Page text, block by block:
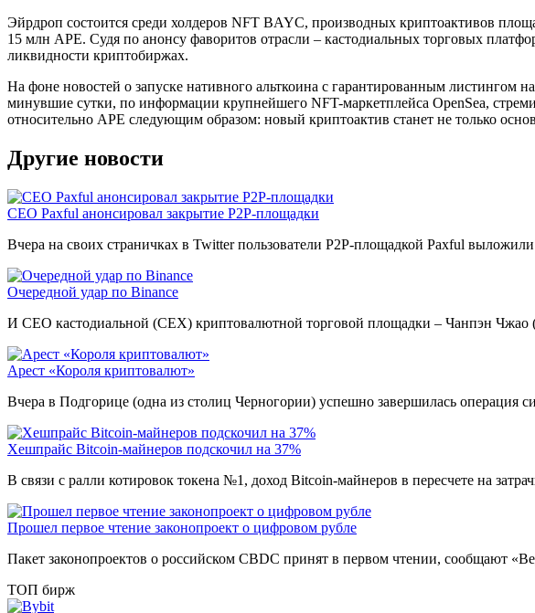
Эйрдроп состоится среди холдеров NFT BAYC, производных криптоактивов
15 млн APE. Судя по анонсу фаворитов отрасли – кастодиальных торговых
ликвидности криптобиржах.
На фоне новостей о запуске нативного альткоина с гарантированным
минувшие сутки, по информации крупнейшего NFT-маркетплейса OpenSea,
относительно APE следующим образом: новый криптоактив станет не только
Другие новости
CEO Paxful анонсировал закрытие P2P-площадки
Вчера на своих страничках в Twitter пользователи P2P-площадкой Paxful
Очередной удар по Binance
И CEO кастодиальной (CEX) криптовалютной торговой площадки – Чанпэн Чжао
Арест «Короля криптовалют»
Вчера в Подгорице (одна из столиц Черногории) успешно завершилась операция
Хешпрайс Bitcoin-майнеров подскочил на 37%
В связи с ралли котировок токена №1, доход Bitcoin-майнеров в пересчете на
Прошел первое чтение законопроект о цифровом рубле
Пакет законопроектов о российском CBDC принят в первом чтении, сообщают
ТОП бирж